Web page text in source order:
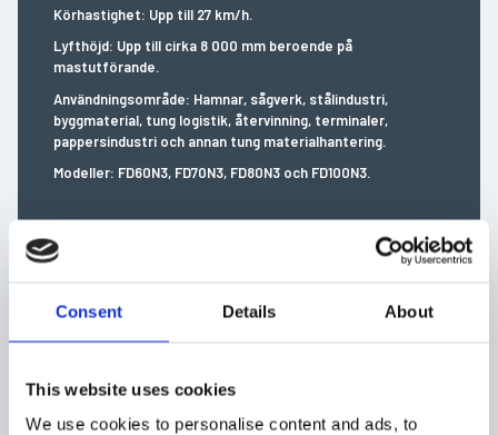
Consent Details About
This website uses cookies
We use cookies to personalise content and ads, to
Körhastighet: Upp till 27 km/h.
Lyfthöjd: Upp till cirka 8 000 mm beroende på
mastutförande.
Användningsområde: Hamnar, sågverk, stålindustri,
byggmaterial, tung logistik, återvinning, terminaler,
pappersindustri och annan tung materialhantering.
Modeller: FD60N3, FD70N3, FD80N3 och FD100N3.
Mer information